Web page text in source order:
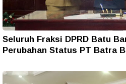
Seluruh Fraksi DPRD Batu
Perubahan Status PT Batra